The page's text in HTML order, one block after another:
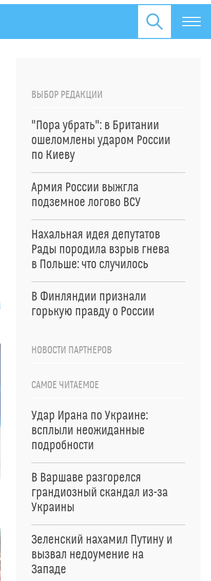
ВЫБОР РЕДАКЦИИ
"Пора убрать": в Британии
ошеломлены ударом России
по Киеву
Армия России выжгла
подземное логово ВСУ
Нахальная идея депутатов
Рады породила взрыв гнева
в Польше: что случилось
В Финляндии признали
горькую правду о России
НОВОСТИ ПАРТНЕРОВ
САМОЕ ЧИТАЕМОЕ
Удар Ирана по Украине:
всплыли неожиданные
подробности
В Варшаве разгорелся
грандиозный скандал из-за
Украины
Зеленский нахамил Путину и
вызвал недоумение на
Западе